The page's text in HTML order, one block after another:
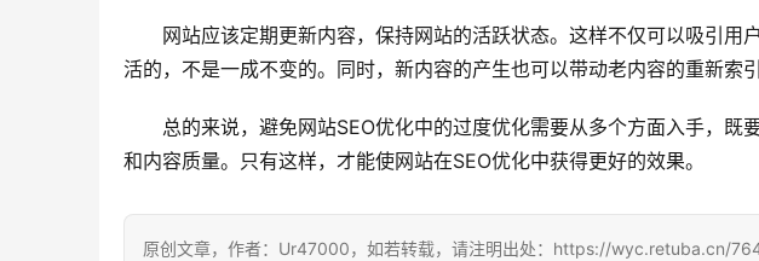
网站应该定期更新内容，保持网站的活跃状态。这样不仅可以吸引用
活的，不是一成不变的。同时，新内容的产生也可以带动老内容的重新索
总的来说，避免网站SEO优化中的过度优化需要从多个方面入手，既
和内容质量。只有这样，才能使网站在SEO优化中获得更好的效果。
原创文章，作者：Ur47000，如若转载，请注明出处：https://wyc.retuba.cn/